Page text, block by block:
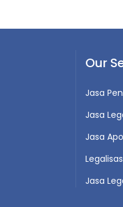
Our
Jasa
Jasa
Jasa
Jasa